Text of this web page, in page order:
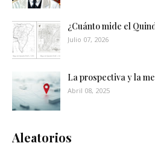
¿Cuánto mide el
Julio 07, 2026
La prospectiva y la
Abril 08, 2025
Aleatorios